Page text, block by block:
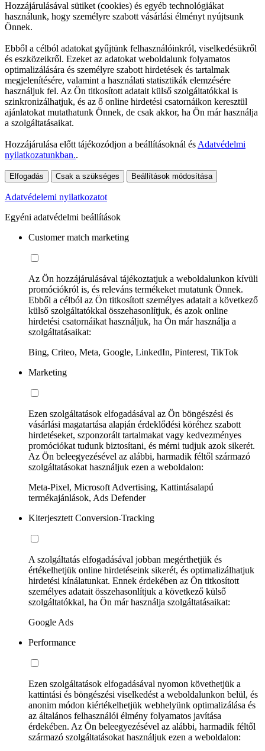
Hozzájárulásával sütiket (cookies) és egyéb technológiákat
használunk, hogy személyre szabott vásárlási élményt nyújtsunk
Önnek.
Ebből a célból adatokat gyűjtünk felhasználóinkról, viselkedésükről
és eszközeikről. Ezeket az adatokat weboldalunk folyamatos
optimalizálására és személyre szabott hirdetések és tartalmak
megjelenítésére, valamint a használati statisztikák elemzésére
használjuk fel. Az Ön titkosított adatait külső szolgáltatókkal is
szinkronizálhatjuk, és az ő online hirdetési csatornáikon keresztül
ajánlatokat mutathatunk Önnek, de csak akkor, ha Ön már használja
a szolgáltatásaikat.
Hozzájárulása előtt tájékozódjon a beállításoknál és Adatvédelmi
nyilatkozatunkban..
Elfogadás Csak a szükséges Beállítások módosítása
Adatvédelemi nyilatkozatot
Egyéni adatvédelmi beállítások
Customer match marketing
Az Ön hozzájárulásával tájékoztatjuk a weboldalunkon kívüli
promóciókról is, és releváns termékeket mutatunk Önnek.
Ebből a célból az Ön titkosított személyes adatait a következő
külső szolgáltatókkal összehasonlítjuk, és azok online
hirdetési csatornáikat használjuk, ha Ön már használja a
szolgáltatásaikat:
Bing, Criteo, Meta, Google, LinkedIn, Pinterest, TikTok
Marketing
Ezen szolgáltatások elfogadásával az Ön böngészési és
vásárlási magatartása alapján érdeklődési köréhez szabott
hirdetéseket, szponzorált tartalmakat vagy kedvezményes
promóciókat tudunk biztosítani, és mérni tudjuk azok sikerét.
Az Ön beleegyezésével az alábbi, harmadik féltől származó
szolgáltatásokat használjuk ezen a weboldalon:
Meta-Pixel, Microsoft Advertising, Kattintásalapú
termékajánlások, Ads Defender
Kiterjesztett Conversion-Tracking
A szolgáltatás elfogadásával jobban megérthetjük és
értékelhetjük online hirdetéseink sikerét, és optimalizálhatjuk
hirdetési kínálatunkat. Ennek érdekében az Ön titkosított
személyes adatait összehasonlítjuk a következő külső
szolgáltatókkal, ha Ön már használja szolgáltatásaikat:
Google Ads
Performance
Ezen szolgáltatások elfogadásával nyomon követhetjük a
kattintási és böngészési viselkedést a weboldalunkon belül, és
anonim módon kiértékelhetjük webhelyünk optimalizálása és
az általános felhasználói élmény folyamatos javítása
érdekében. Az Ön beleegyezésével az alábbi, harmadik féltől
származó szolgáltatásokat használjuk ezen a weboldalon: